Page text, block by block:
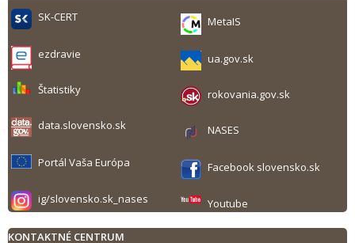
SK-CERT MetaIS
ezdravie ua.gov.sk
Štatistiky rokovania.gov.sk
data.slovensko.sk NASES
Portál Vaša Európa Facebook slovensko.sk
ig/slovensko.sk_nases Youtube
KONTAKTNÉ CENTRUM